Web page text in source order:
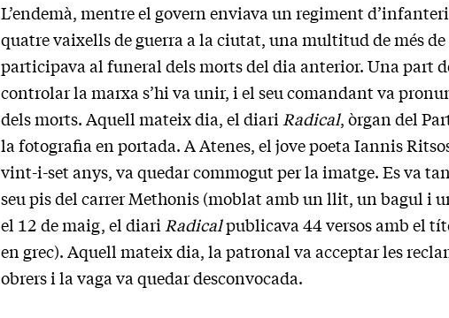
L’endemà, mentre el govern enviava un regiment
quatre vaixells de guerra a la ciutat, una multitud de més
participava al funeral dels morts del dia anterior. Una part
controlar la marxa s’hi va unir, i el seu comandant va
dels morts. Aquell mateix dia, el diariRadical, òrgan del
la fotografia en portada. A Atenes, el jove poeta Iannis
vint-i-set anys, va quedar commogut per la imatge. Es va
seu pis del carrer Methonis (moblat amb un llit, un bagul i
el 12 de maig, el diariRadicalpublicava 44 versos amb el
en grec). Aquell mateix dia, la patronal va acceptar les
obrers i la vaga va quedar desconvocada.